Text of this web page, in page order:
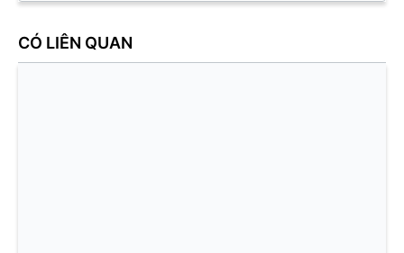
CÓ LIÊN QUAN